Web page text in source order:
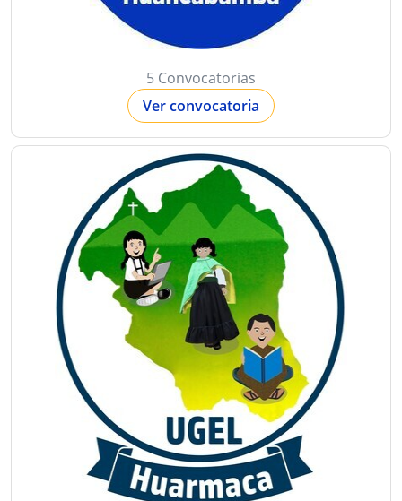
5 Convocatorias
Ver convocatoria